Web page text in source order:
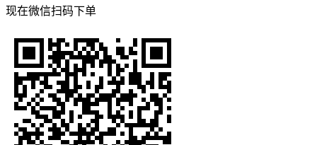
现在微信扫码下单